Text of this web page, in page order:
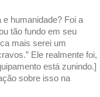
humanidade? Foi a
tão fundo em seu
mais serei um
Ele realmente foi,
está zunindo.]
sobre isso na